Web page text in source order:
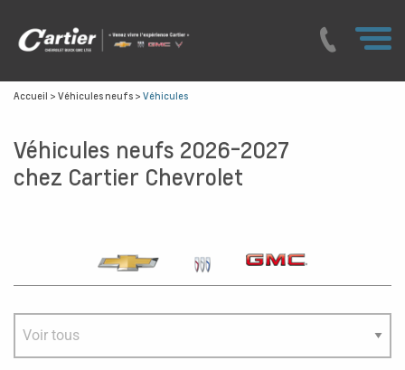
Accueil > Véhicules neufs > Véhicules
Véhicules neufs 2026-2027
chez Cartier Chevrolet